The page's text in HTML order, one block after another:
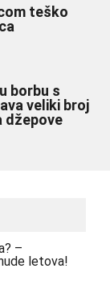
teško
borbu s
veliki broj
džepove
–
letova!